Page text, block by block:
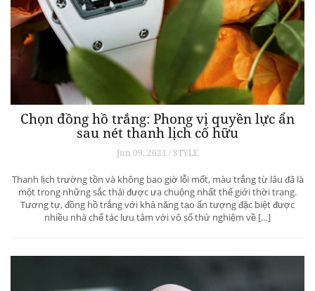
Chọn đồng hồ trắng: Phong vị quyền lực ẩn
sau nét thanh lịch cố hữu
Jun 09, 2021 / STYLE
Thanh lịch trường tồn và không bao giờ lỗi mốt, màu trắng từ lâu đã là
một trong những sắc thái được ưa chuộng nhất thế giới thời trang.
Tương tự, đồng hồ trắng với khả năng tạo ấn tượng đặc biệt được
nhiều nhà chế tác lưu tâm với vô số thử nghiệm về […]